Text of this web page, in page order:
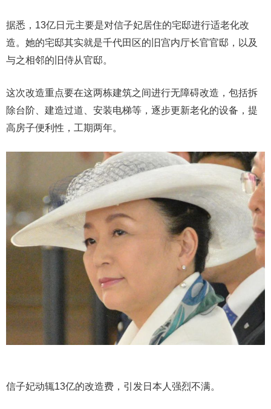
据悉，13亿日元主要是对信子妃居住的宅邸进行适老化改
造。她的宅邸其实就是千代田区的旧宫内厅长官官邸，以及
与之相邻的旧侍从官邸。
这次改造重点要在这两栋建筑之间进行无障碍改造，包括拆
除台阶、建造过道、安装电梯等，逐步更新老化的设备，提
高房子便利性，工期两年。
信子妃动辄13亿的改造费，引发日本人强烈不满。